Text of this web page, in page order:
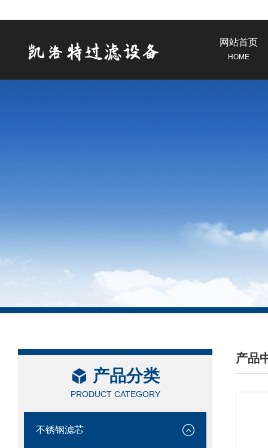
网站首页
HOME
产品分类
PRODUCT CATEGORY
不锈钢滤芯
产品
/